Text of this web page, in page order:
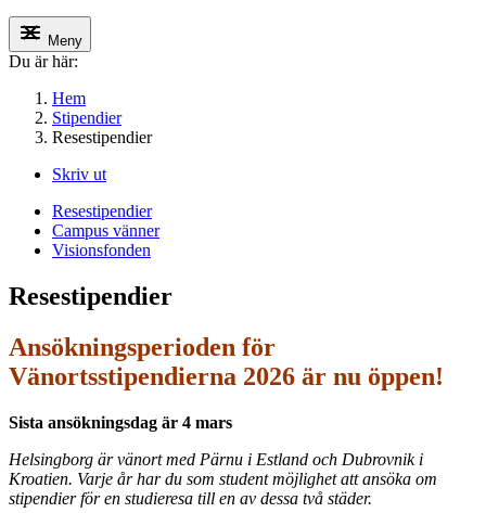
Meny
Du är här:
Hem
Stipendier
Resestipendier
Skriv ut
Resestipendier
Campus vänner
Visionsfonden
Resestipendier
Ansökningsperioden för
Vänortsstipendierna 2026 är nu öppen!
Sista ansökningsdag är 4 mars
Helsingborg är vänort med Pärnu i Estland och Dubrovnik i
Kroatien. Varje år har du som student möjlighet att ansöka om
stipendier för en studieresa till en av dessa två städer.